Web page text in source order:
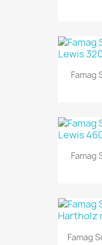
Famag
Famag
Famag